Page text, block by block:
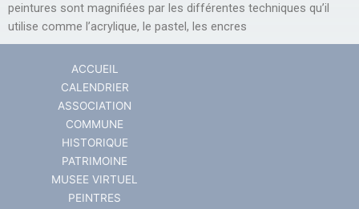
peintures sont magnifiées par les différentes techniques qu’il
utilise comme l’acrylique, le pastel, les encres
ACCUEIL
CALENDRIER
ASSOCIATION
COMMUNE
HISTORIQUE
PATRIMOINE
MUSEE VIRTUEL
PEINTRES